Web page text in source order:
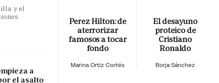
y el
a
el asalto
Perez Hilton: de
aterrorizar
famosos a tocar
fondo
Marina Ortiz Cortés
El desayuno
proteico de
Cristiano
Ronaldo
Borja Sánchez